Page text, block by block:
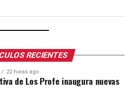
RECIENTES
22 horas ago
de Los Profe inaugura nuevas